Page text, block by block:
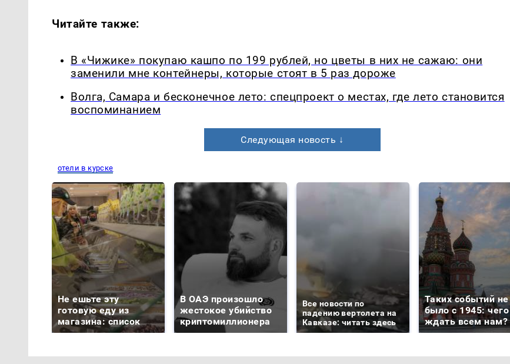
Читайте также:
В «Чижике» покупаю кашпо по 199 рублей, но цветы в них не сажаю: они
заменили мне контейнеры, которые стоят в 5 раз дороже
Волга, Самара и бесконечное лето: спецпроект о местах, где лето становится
воспоминанием
Следующая новость ↓
отели в курске
Не ешьте эту
готовую еду из
магазина: список
В ОАЭ произошло
жестокое убийство
криптомиллионера
Все новости по
падению вертолета на
Кавказе: читать здесь
Таких событий не
было с 1945: чего
ждать всем нам?